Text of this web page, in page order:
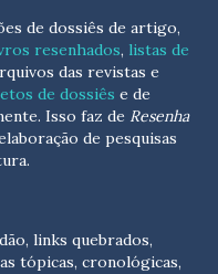
de dossiês de artigo,
resenhados, listas de
das revistas e
de dossiês e de
. Isso faz de Resenha
de pesquisas
links quebrados,
tópicas, cronológicas,